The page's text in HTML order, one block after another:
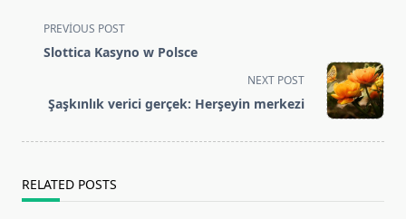
<span
class="nav-
reader-
PREVIOUS POST
Slottica Kasyno w Polsce
NEXT POST
Şaşkınlık verici gerçek: Herşeyin merkezi
RELATED POSTS